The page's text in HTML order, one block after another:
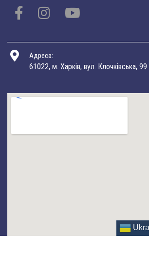
Адреса:
61022, м. Харків, вул. Клочківська, 99